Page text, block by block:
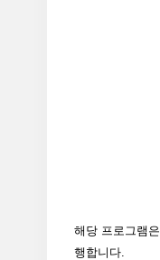
해당 프로그램은
행합니다.